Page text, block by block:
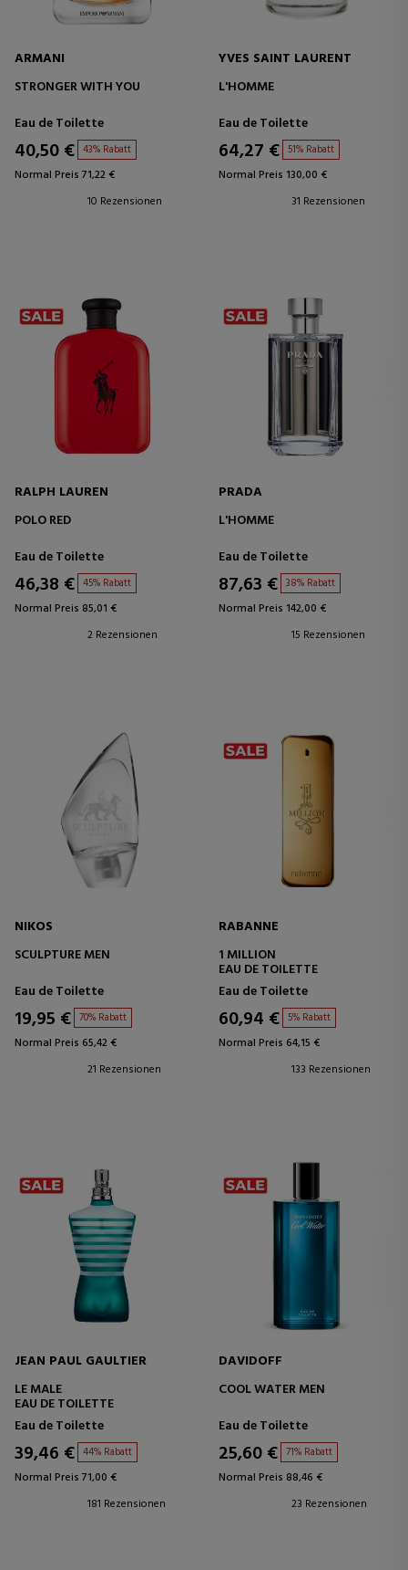
ARMANI
STRONGER WITH YOU
Eau de Toilette
40,50 € 43% Rabatt
Normal Preis 71,22 €
10 Rezensionen
YVES SAINT LAURENT
L'HOMME
Eau de Toilette
64,27 € 51% Rabatt
Normal Preis 130,00 €
31 Rezensionen
RALPH LAUREN
POLO RED
Eau de Toilette
46,38 € 45% Rabatt
Normal Preis 85,01 €
2 Rezensionen
PRADA
L'HOMME
Eau de Toilette
87,63 € 38% Rabatt
Normal Preis 142,00 €
15 Rezensionen
NIKOS
SCULPTURE MEN
Eau de Toilette
19,95 € 70% Rabatt
Normal Preis 65,42 €
21 Rezensionen
RABANNE
1 MILLION
EAU DE TOILETTE
Eau de Toilette
60,94 € 5% Rabatt
Normal Preis 64,15 €
133 Rezensionen
JEAN PAUL GAULTIER
LE MALE
EAU DE TOILETTE
Eau de Toilette
39,46 € 44% Rabatt
Normal Preis 71,00 €
181 Rezensionen
DAVIDOFF
COOL WATER MEN
Eau de Toilette
25,60 € 71% Rabatt
Normal Preis 88,46 €
23 Rezensionen